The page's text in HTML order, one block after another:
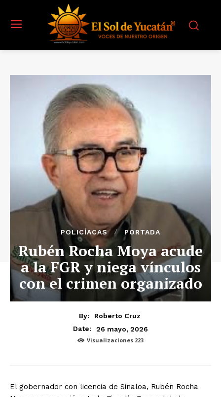
POLICÍACAS PORTADA
Rubén Rocha Moya acude
a la FGR y niega vínculos
con el crimen organizado
By:
Roberto Cruz
Date:
26 mayo, 2026
Visualizaciones 223
El gobernador con licencia de Sinaloa, Rubén Rocha